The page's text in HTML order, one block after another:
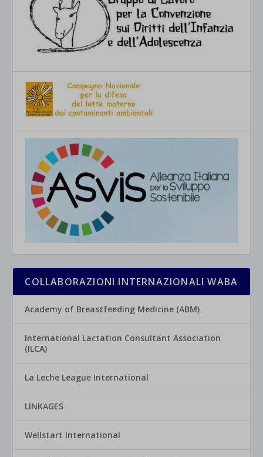
COLLABORAZIONI INTERNAZIONALI WABA
Academy of Breastfeeding Medicine (ABM)
International Lactation Consultant Association
(ILCA)
La Leche League International
LINKAGES
Wellstart International